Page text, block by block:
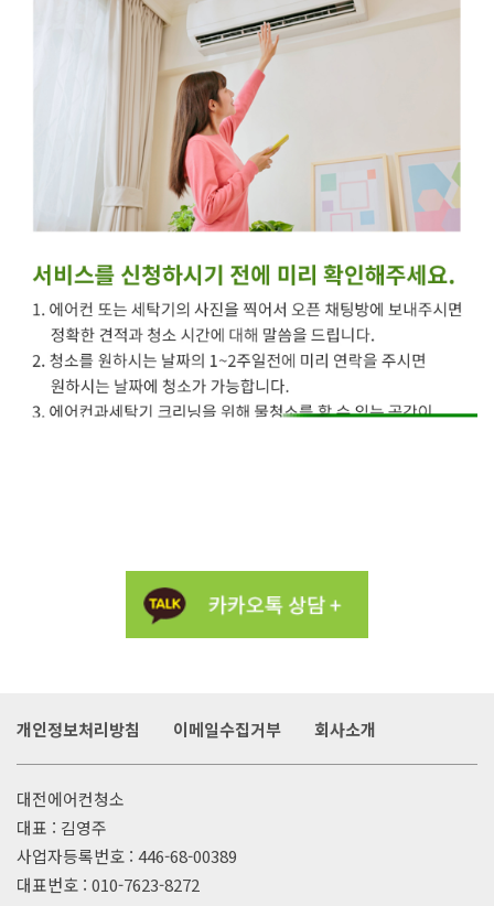
개인정보처리방침 이메일수집거부 회사소개
대전에어컨청소
대표 : 김영주
사업자등록번호 : 446-68-00389
대표번호 : 010-7623-8272